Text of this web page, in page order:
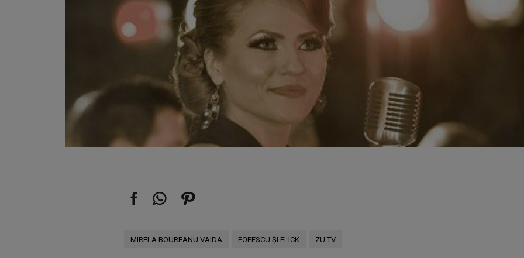
MIRELA BOUREANU VAIDA POPESCU ŞI FLICK ZU TV